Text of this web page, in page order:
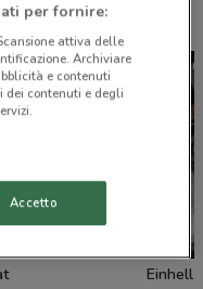
Einhell
per fornire:
attiva delle
Archiviare
e contenuti
dei contenuti e degli
Accetto